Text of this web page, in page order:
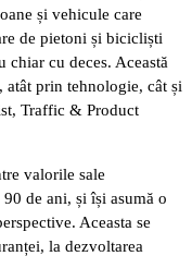
și vehicule care
de pietoni și bicicliști
chiar cu deces. Această
atât prin tehnologie, cât și
Traffic & Product
valorile sale
de ani, și își asumă o
Aceasta se
la dezvoltarea